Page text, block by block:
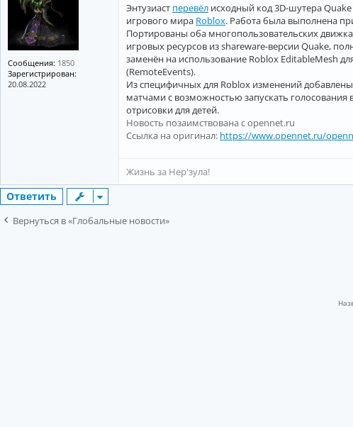
Сообщения: 1850
Зарегистрирован:
20.08.2022
Энтузиаст перевёл исходный код 3D-шутера
игрового мира Roblox. Работа была выполнена
Портированы оба многопользовательских
игровых ресурсов из shareware-версии Quake,
заменён на использование Roblox EditableMesh
(RemoteEvents).
Из специфичных для Roblox изменений
матчами c возможностью запускать
отрисовки для детей.
Новость позаимствована с opennet.ru
Ссылка на оригинал: https://www.opennet.ru/
Жизнь за Нер'зула!
Ответить
Вернуться в «Глобальные новости»